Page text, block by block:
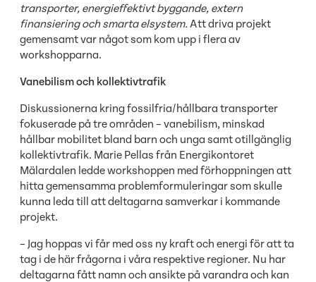
transporter, energieffektivt byggande, extern
finansiering och smarta elsystem.Att driva projekt
gemensamt var något som kom upp i flera av
workshopparna.
Vanebilism och kollektivtrafik
Diskussionerna kring fossilfria/hållbara transporter
fokuserade på tre områden – vanebilism, minskad
hållbar mobilitet bland barn och unga samt otillgänglig
kollektivtrafik. Marie Pellas från Energikontoret
Mälardalen ledde workshoppen med förhoppningen att
hitta gemensamma problemformuleringar som skulle
kunna leda till att deltagarna samverkar i kommande
projekt.
– Jag hoppas vi får med oss ny kraft och energi för att ta
tag i de här frågorna i våra respektive regioner. Nu har
deltagarna fått namn och ansikte på varandra och kan